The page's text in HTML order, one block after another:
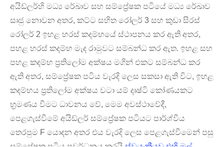
අයිඩ්ලර්හි මධ්‍ය රේඛාව සහ සම්ප්‍රේෂක පටියේ මධ්‍ය රේඛාව
සෘජු නොවන අතර, කට්ට සහිත රෝලර් 3 සහ කුඩා සිරස්
රෝලර් 2 ඉහළ හරස් කදම්භයේ ස්ථාපනය කර ඇති අතර,
පහළ හරස් කදම්භ මැද රාමුවට සම්බන්ධ කර ඇත. ඉහළ සහ
පහළ කදම්භ ප්‍රතිලෝම අක්ෂය මගින් එකට සම්බන්ධ කර
ඇති අතර, සම්ප්‍රේෂක පටිය වැරදි ලෙස සකසා ඇති විට, ඉහළ
කදම්භය ප්‍රතිලෝම අක්ෂය වටා යම් දෘෂ්ටි කෝණයකට
භ්‍රමණය වීමට ධාවනය වේ, මෙම අවස්ථාවේදී,
පෙළගැස්වීමේ අයිඩ්ලර් සම්ප්‍රේෂක පටියට පාර්ශ්වීය
තෙරපුම F යොදන අතර එය වැරදි ලෙස පෙළගැස්වීමෙන් පසු